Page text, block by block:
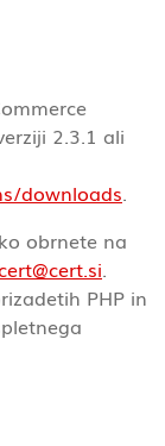
2.3.1 ali
downloads.
obrnete na
.
PHP in